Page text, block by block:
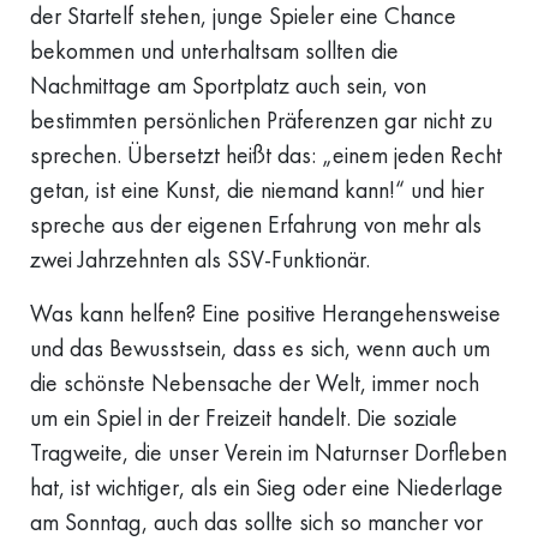
der Startelf stehen, junge Spieler eine Chance
bekommen und unterhaltsam sollten die
Nachmittage am Sportplatz auch sein, von
bestimmten persönlichen Präferenzen gar nicht zu
sprechen. Übersetzt heißt das: „einem jeden Recht
getan, ist eine Kunst, die niemand kann!“ und hier
spreche aus der eigenen Erfahrung von mehr als
zwei Jahrzehnten als SSV-Funktionär.
Was kann helfen? Eine positive Herangehensweise
und das Bewusstsein, dass es sich, wenn auch um
die schönste Nebensache der Welt, immer noch
um ein Spiel in der Freizeit handelt. Die soziale
Tragweite, die unser Verein im Naturnser Dorfleben
hat, ist wichtiger, als ein Sieg oder eine Niederlage
am Sonntag, auch das sollte sich so mancher vor